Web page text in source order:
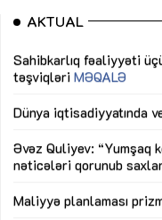
AKTUAL
Sahibkarlıq fəaliyyəti
təşviqləriMƏQALƏ
Dünya iqtisadiyyatında
Əvəz Quliyev: “Yumşaq
nəticələri qorunub
Maliyyə planlaması